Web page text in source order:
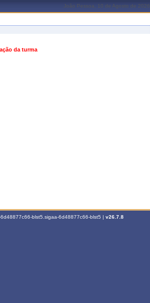
João Pessoa, 10 de Agosto de 2026
da turma
blst5.sigaa-6d48877c66-blst5 | v26.7.8